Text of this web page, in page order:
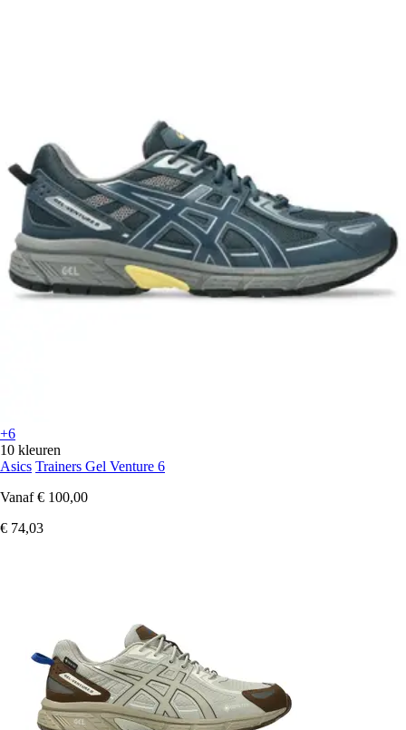
+6
10 kleuren
Asics Trainers Gel Venture 6
Vanaf € 100,00
€ 74,03